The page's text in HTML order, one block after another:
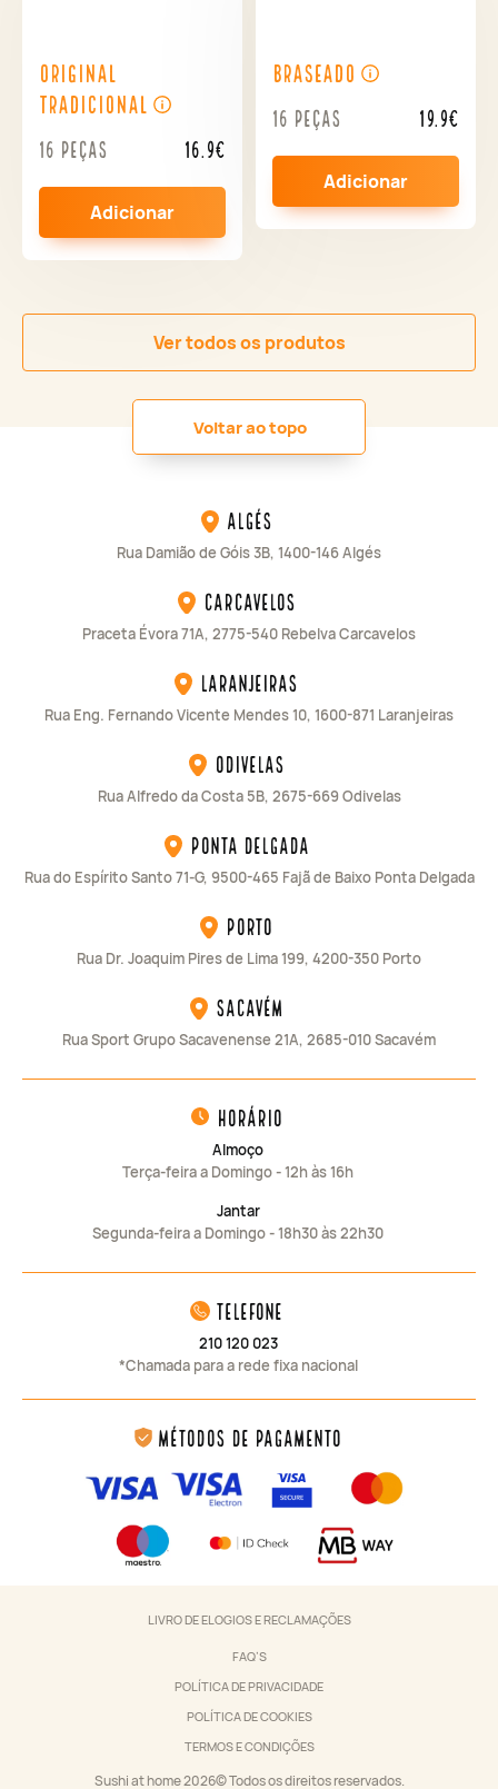
Original
Tradicional
16 peças 16.9€
Adicionar
Braseado
16 peças 19.9€
Adicionar
Ver todos os produtos
Voltar ao topo
Algés
Rua Damião de Góis 3B, 1400-146 Algés
Carcavelos
Praceta Évora 71A, 2775-540 Rebelva Carcavelos
Laranjeiras
Rua Eng. Fernando Vicente Mendes 10, 1600-871 Laranjeiras
Odivelas
Rua Alfredo da Costa 5B, 2675-669 Odivelas
Ponta Delgada
Rua do Espírito Santo 71-G, 9500-465 Fajã de Baixo Ponta Delgada
Porto
Rua Dr. Joaquim Pires de Lima 199, 4200-350 Porto
Sacavém
Rua Sport Grupo Sacavenense 21A, 2685-010 Sacavém
horário
Almoço
Terça-feira a Domingo - 12h às 16h
Jantar
Segunda-feira a Domingo - 18h30 às 22h30
telefone
210 120 023
*Chamada para a rede fixa nacional
Métodos de Pagamento
LIVRO DE ELOGIOS E RECLAMAÇÕES
FAQ’S
POLÍTICA DE PRIVACIDADE
POLÍTICA DE COOKIES
TERMOS E CONDIÇÕES
Sushi at home 2026© Todos os direitos reservados.